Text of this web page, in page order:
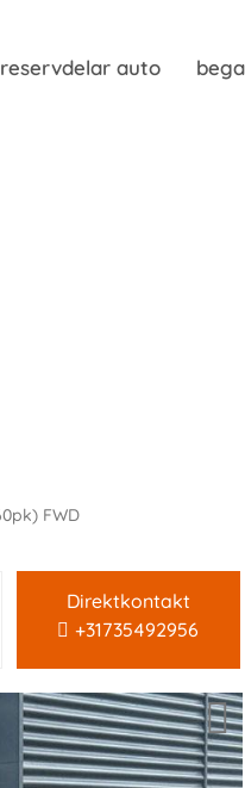
reservdelar auto
FWD
Direktkontakt
+31735492956